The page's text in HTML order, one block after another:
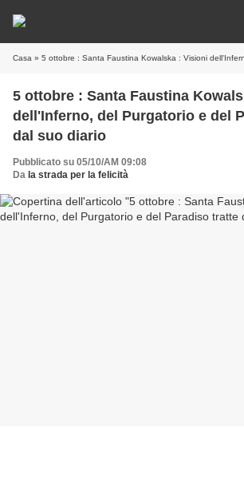
Casa » 5 ottobre : Santa Faustina Kowalska : Visioni dell'Inferno, del Purgatorio
5 ottobre : Santa Faustina
dell'Inferno, del Purgatorio e del
dal suo diario
Pubblicato su 05/10/AM 09:08
Da la strada per la felicità